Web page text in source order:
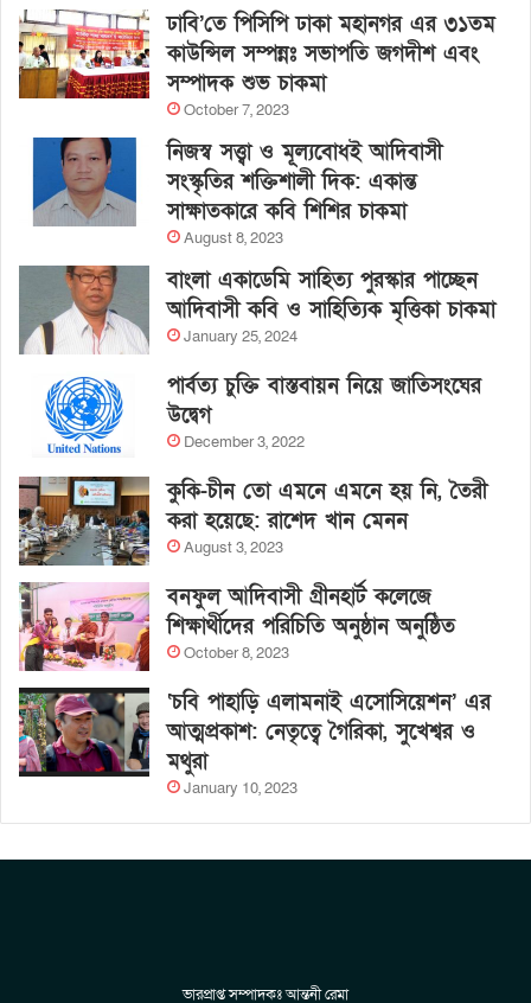
ঢাবি’তে পিসিপি ঢাকা মহানগর এর ৩১তম
কাউন্সিল সম্পন্নঃ সভাপতি জগদীশ এবং
সম্পাদক শুভ চাকমা
October 7, 2023
নিজস্ব সত্ত্বা ও মূল্যবোধই আদিবাসী
সংস্কৃতির শক্তিশালী দিক: একান্ত
সাক্ষাতকারে কবি শিশির চাকমা
August 8, 2023
বাংলা একাডেমি সাহিত্য পুরস্কার পাচ্ছেন
আদিবাসী কবি ও সাহিত্যিক মৃত্তিকা চাকমা
January 25, 2024
পার্বত্য চুক্তি বাস্তবায়ন নিয়ে জাতিসংঘের
উদ্বেগ
December 3, 2022
কুকি-চীন তো এমনে এমনে হয় নি, তৈরী
করা হয়েছে: রাশেদ খান মেনন
August 3, 2023
বনফুল আদিবাসী গ্রীনহার্ট কলেজে
শিক্ষার্থীদের পরিচিতি অনুষ্ঠান অনুষ্ঠিত
October 8, 2023
‘চবি পাহাড়ি এলামনাই এসোসিয়েশন’ এর
আত্মপ্রকাশ: নেতৃত্বে গৈরিকা, সুখেশ্বর ও
মথুরা
January 10, 2023
ভারপ্রাপ্ত সম্পাদকঃ আন্তনী রেমা